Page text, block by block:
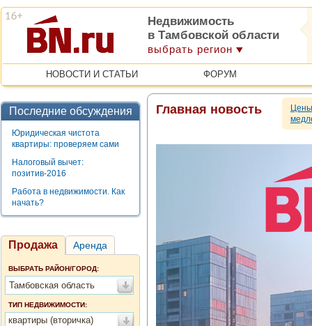
Недвижимость
в Тамбовской области
выбрать регион
НОВОСТИ И СТАТЬИ ФОРУМ
Последние обсуждения
Юридическая чистота
квартиры: проверяем сами
Налоговый вычет:
позитив-2016
Работа в недвижимости. Как
начать?
Продажа Аренда
ВЫБРАТЬ РАЙОН/ГОРОД:
Тамбовская область
ТИП НЕДВИЖИМОСТИ:
квартиры (вторичка)
Главная новость